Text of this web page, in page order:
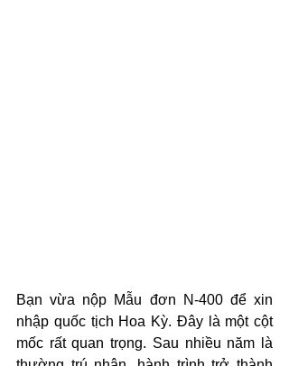
Bạn vừa nộp Mẫu đơn N-400 để xin
nhập quốc tịch Hoa Kỳ. Đây là một cột
mốc rất quan trọng. Sau nhiều năm là